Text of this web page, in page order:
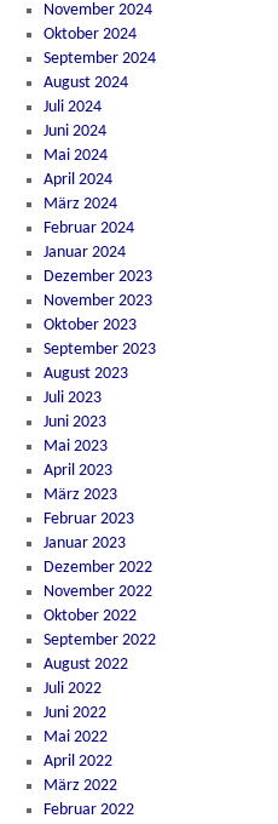
November 2024
Oktober 2024
September 2024
August 2024
Juli 2024
Juni 2024
Mai 2024
April 2024
März 2024
Februar 2024
Januar 2024
Dezember 2023
November 2023
Oktober 2023
September 2023
August 2023
Juli 2023
Juni 2023
Mai 2023
April 2023
März 2023
Februar 2023
Januar 2023
Dezember 2022
November 2022
Oktober 2022
September 2022
August 2022
Juli 2022
Juni 2022
Mai 2022
April 2022
März 2022
Februar 2022